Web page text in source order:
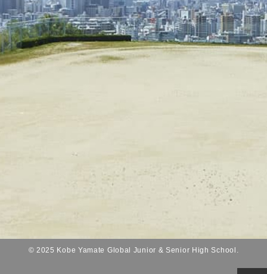
© 2025 Kobe Yamate Global Junior & Senior High School.